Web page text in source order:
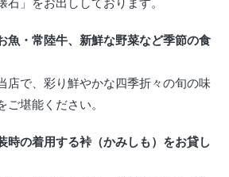
魚・常陸牛、新鮮な野菜など季節の食
店で、彩り鮮やかな四季折々の旬の味
堪能ください。
時の着用する裃（かみしも）をお貸し